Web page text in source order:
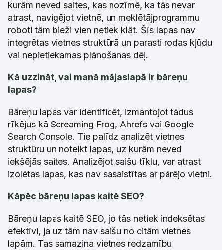
kurām neved saites, kas nozīmē, ka tās nevar
atrast, navigējot vietnē, un meklētājprogrammu
roboti tām bieži vien netiek klāt. Šīs lapas nav
integrētas vietnes struktūrā un parasti rodas kļūdu
vai nepietiekamas plānošanas dēļ.
Kā uzzināt, vai manā mājaslapā ir bāreņu
lapas?
Bāreņu lapas var identificēt, izmantojot tādus
rīkējus kā Screaming Frog, Ahrefs vai Google
Search Console. Tie palīdz analizēt vietnes
struktūru un noteikt lapas, uz kurām neved
iekšējās saites. Analizējot saišu tīklu, var atrast
izolētas lapas, kas nav sasaistītas ar pārējo vietni.
Kāpēc bāreņu lapas kaitē SEO?
Bāreņu lapas kaitē SEO, jo tās netiek indeksētas
efektīvi, ja uz tām nav saišu no citām vietnes
lapām. Tas samazina vietnes redzamību